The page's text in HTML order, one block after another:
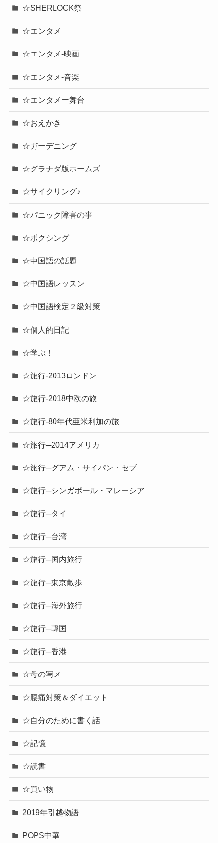
☆SHERLOCK祭
☆エンタメ
☆エンタメ-映画
☆エンタメ-音楽
☆エンタメー舞台
☆おえかき
☆ガーデニング
☆グラナダ版ホームズ
☆サイクリング♪
☆パニック障害の事
☆ボクシング
☆中国語の話題
☆中国語レッスン
☆中国語検定２級対策
☆個人的日記
☆学ぶ！
☆旅行-2013ロンドン
☆旅行-2018中欧の旅
☆旅行-80年代亜米利加の旅
☆旅行─2014アメリカ
☆旅行─グアム・サイパン・セブ
☆旅行─シンガポール・マレーシア
☆旅行─タイ
☆旅行─台湾
☆旅行─国内旅行
☆旅行─東京散歩
☆旅行─海外旅行
☆旅行─韓国
☆旅行─香港
☆母の写メ
☆腰痛対策＆ダイエット
☆自分のために書く話
☆記憶
☆読書
☆買い物
2019年引越物語
POPS中華